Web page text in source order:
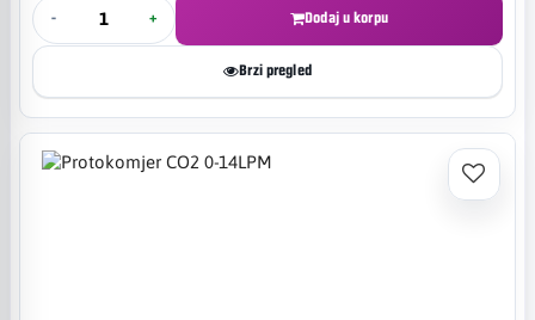
- + Dodaj u korpu
Brzi pregled